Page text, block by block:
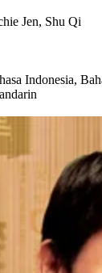
Jen, Shu Qi
Indonesia,